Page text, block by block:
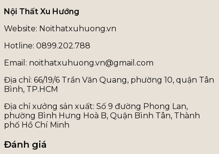
Nội Thất Xu Hướng
Website: Noithatxuhuong.vn
Hotline: 0899.202.788
Email: noithatxuhuong.vn@gmail.com
Địa chỉ: 66/19/6 Trần Văn Quang, phường 10, quận Tân
Bình, TP.HCM
Địa chỉ xưởng sản xuất: Số 9 đường Phong Lan,
phường Bình Hưng Hoà B, Quận Bình Tân, Thành
phố Hồ Chí Minh
Đánh giá